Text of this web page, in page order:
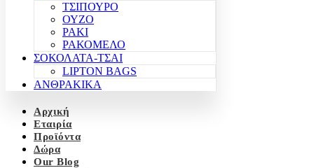
ΤΣΙΠΟΥΡΟ
ΟΥΖΟ
ΡΑΚΙ
ΡΑΚΟΜΕΛΟ
ΣΟΚΟΛΑΤΑ-ΤΣΑΙ
LIPTON BAGS
ΑΝΘΡΑΚΙΚΑ
Αρχική
Εταιρία
Προϊόντα
Δώρα
Our Blog